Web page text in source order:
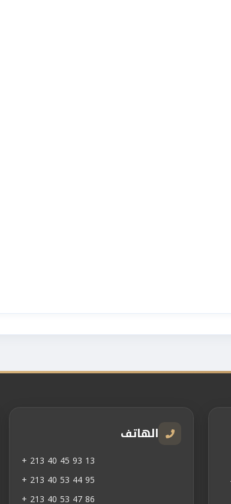
الهاتف
+ 213 40 45 93 13
+ 213 40 53 44 95
+ 213 40 53 47 86